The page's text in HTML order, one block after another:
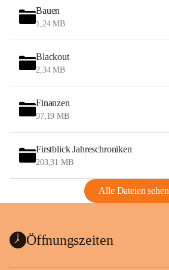
Bauen
1,24 MB
Blackout
2,34 MB
Finanzen
97,19 MB
Firstblick Jahreschroniken
203,31 MB
Alle Dateien sehen
Öffnungszeiten